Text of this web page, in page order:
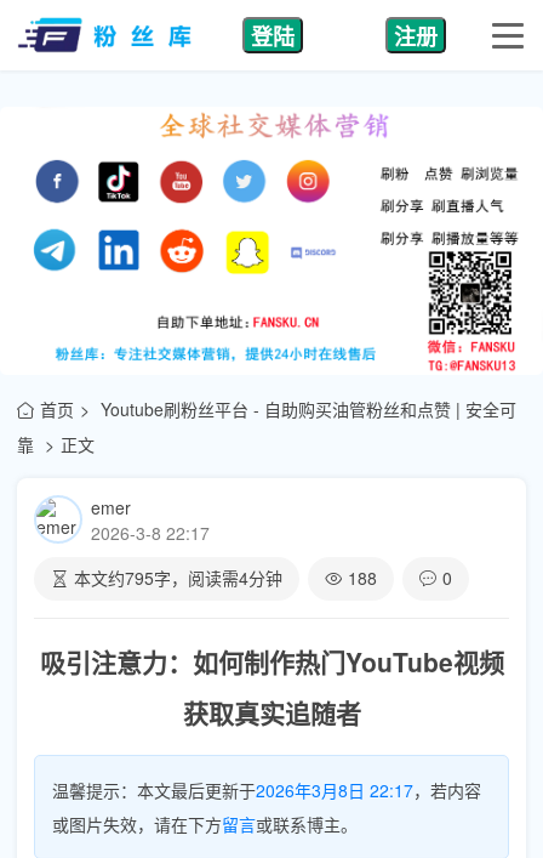
登陆 注册
首页
Youtube刷粉丝平台 - 自助购买油管粉丝和点赞 | 安全可
靠
正文
emer
2026-3-8 22:17
本文约795字，阅读需4分钟 188 0
吸引注意力：如何制作热门YouTube视频
获取真实追随者
温馨提示：本文最后更新于2026年3月8日 22:17，若内容
或图片失效，请在下方留言或联系博主。